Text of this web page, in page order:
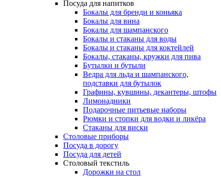
Посуда для напитков
Бокалы для бренди и коньяка
Бокалы для вина
Бокалы для шампанского
Бокалы и стаканы для воды
Бокалы и стаканы для коктейлей
Бокалы, стаканы, кружки для пива
Бутылки и бутыли
Ведра для льда и шампанского,
подставки для бутылок
Графины, кувшины, декантеры, штофы
Лимонадники
Подарочные питьевые наборы
Рюмки и стопки для водки и ликёра
Стаканы для виски
Столовые приборы
Посуда в дорогу
Посуда для детей
Столовый текстиль
Дорожки на стол